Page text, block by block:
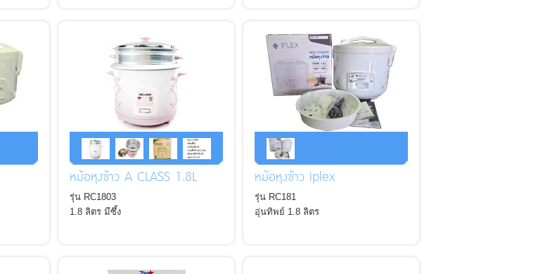
หม้อหุงข้าว A CLASS 1.8L
รุ่น RC1803
1.8 ลิตร มีซึ้ง
หม้อหุงข้าว iplex
รุ่น RC181
อุ่นทิพย์ 1.8 ลิตร